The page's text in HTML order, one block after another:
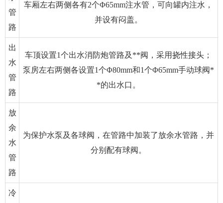
管
路
车厢左右两侧各有2个Φ65mm注水管，可向罐内注水，
并设有闷盖。
出
水
管
路
车顶设置1个出水消防炮管路及**阀，采用挠性接头；
泵房左右两侧各设置1个Φ80mm和1个Φ65mm手动球阀*
*的出水口。
放
余
水
管
路
为保护水泵及各球阀，在管路中加装了放余水管路，并
分别配有球阀。
冷